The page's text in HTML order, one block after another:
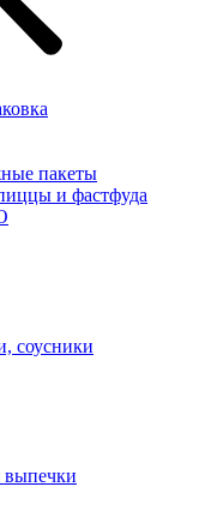
пакеты
и фастфуда
соусники
выпечки